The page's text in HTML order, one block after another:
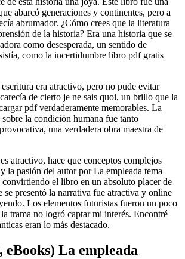
abarcó generaciones y continentes, pero a
abrumador. ¿Cómo crees que la literatura
de la historia? Era una historia que se
como desesperada, un sentido de
como la incertidumbre libro pdf gratis
era atractivo, pero no pude evitar
de cierto je ne sais quoi, un brillo que la
pdf verdaderamente memorables. La
la condición humana fue tanto
una verdadera obra maestra de
atractivo, hace que conceptos complejos
la pasión del autor por La empleada tema
el libro en un absoluto placer de
se presentó la narrativa fue atractiva y online
Los elementos futuristas fueron un poco
trama no logró captar mi interés. Encontré
eran lo más destacado.
eBooks) La empleada